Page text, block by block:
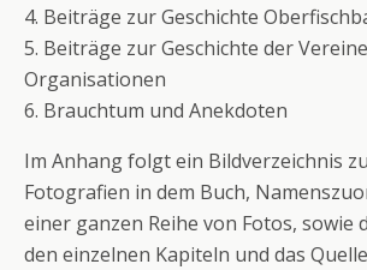
4. Beiträge zur Geschichte
5. Beiträge zur Geschichte der
Organisationen
6. Brauchtum und Anekdoten
Im Anhang folgt ein Bildverzeichnis
Fotografien in dem Buch,
einer ganzen Reihe von Fotos, sowie
den einzelnen Kapiteln und das